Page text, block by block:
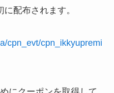
配布されます。
cpn_evt/cpn_ikkyupremi